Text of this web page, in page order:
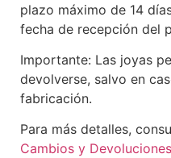
plazo máximo de 14
fecha de recepción del
Importante: Las joyas
devolverse, salvo en
fabricación.
Para más detalles,
Cambios y Devoluciones